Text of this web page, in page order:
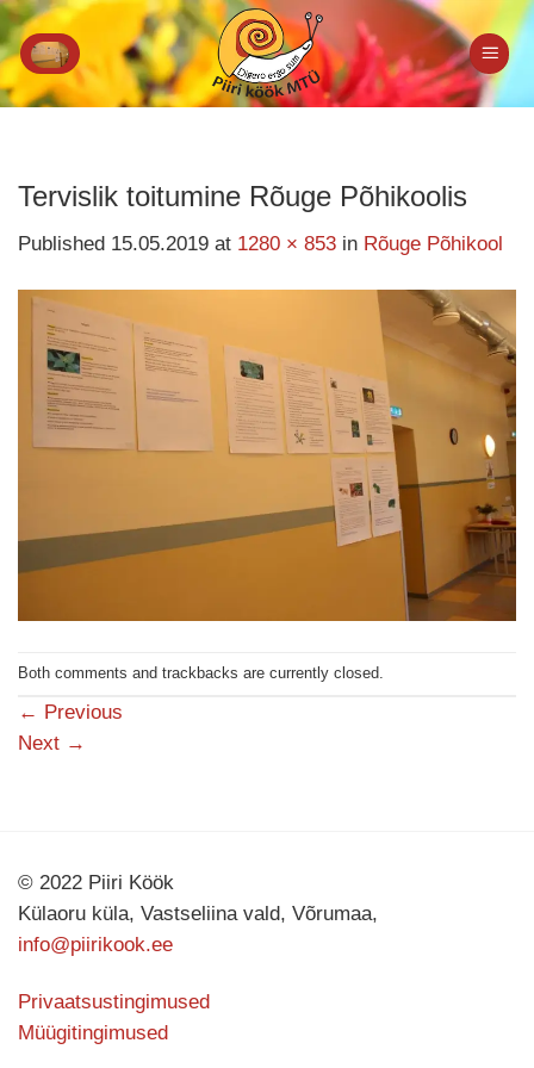
Skip
to
content
Tervislik toitumine Rõuge Põhikoolis
Published 15.05.2019 at 1280 × 853 in Rõuge Põhikool
Both comments and trackbacks are currently closed.
← Previous
Next →
© 2022 Piiri Köök
Külaoru küla, Vastseliina vald, Võrumaa,
info@piirikook.ee
Privaatsustingimused
Müügitingimused